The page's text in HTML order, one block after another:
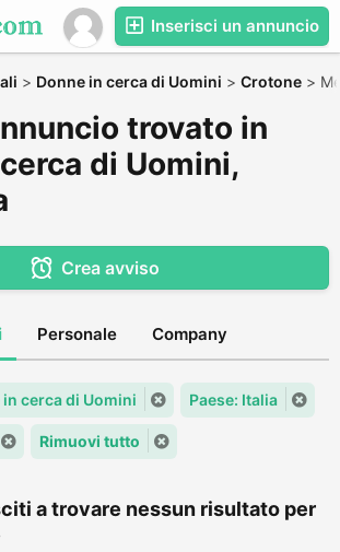
Inserisci un annuncio
> Donne in cerca di Uomini > Crotone >
trovato in
di Uomini,
Crea avviso
Personale Company
cerca di Uomini Paese: Italia
Rimuovi tutto
a trovare nessun risultato per